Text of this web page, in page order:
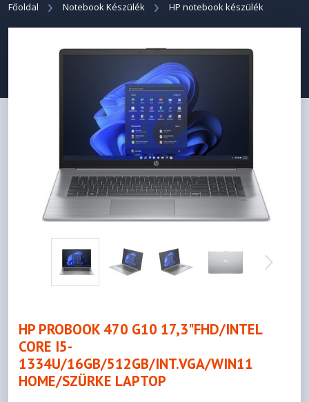
Főoldal Notebook Készülék HP notebook készülék
HP PROBOOK 470 G10 17,3"FHD/INTEL
CORE I5-
1334U/16GB/512GB/INT.VGA/WIN11
HOME/SZÜRKE LAPTOP